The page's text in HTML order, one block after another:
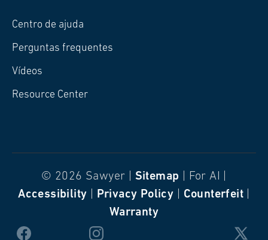
Centro de ajuda
Perguntas frequentes
Vídeos
Resource Center
© 2026 Sawyer | Sitemap | For AI |
Accessibility
Privacy Policy Counterfeit|
Warranty